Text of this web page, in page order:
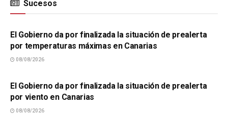
Sucesos
SUCESOS
El Gobierno da por finalizada la situación de prealerta
por temperaturas máximas en Canarias
08/08/2026
El Gobierno da por finalizada la situación de prealerta
por viento en Canarias
08/08/2026